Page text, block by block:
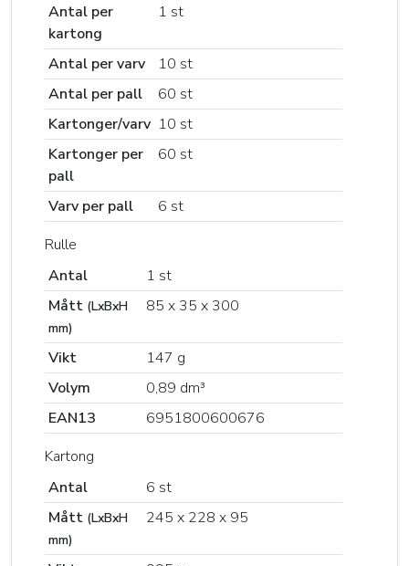
Antal per
kartong
1 st
Antal per varv
10 st
Antal per pall
60 st
Kartonger/varv 10 st
Kartonger per
pall
60 st
Varv per pall
6 st
Rulle
Antal
1 st
Mått (LxBxH
mm)
85 x 35 x 300
Vikt
147 g
Volym
0,89 dm³
EAN13
6951800600676
Kartong
Antal
6 st
Mått (LxBxH
mm)
245 x 228 x 95